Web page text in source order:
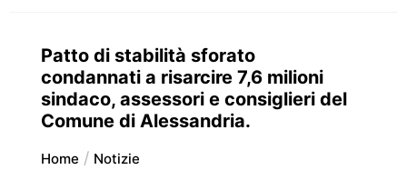
Patto di stabilità sforato
condannati a risarcire 7,6 milioni
sindaco, assessori e consiglieri del
Comune di Alessandria.
Home Notizie